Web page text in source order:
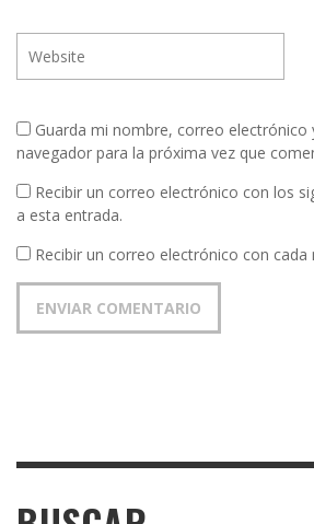
Guarda mi nombre, correo electrónico
navegador para la próxima vez que
Recibir un correo electrónico con los
a esta entrada.
Recibir un correo electrónico con cada